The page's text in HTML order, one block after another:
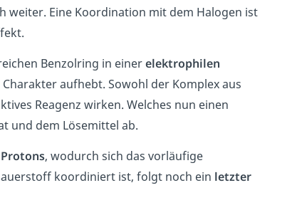
weiter. Eine Koordination mit dem Halogen ist
Benzolring in einerelektrophilen
aufhebt. Sowohl der Komplex aus
Reagenz wirken. Welches nun einen
und dem Lösemittel ab.
Protons, wodurch sich das vorläufige
koordiniert ist, folgt noch ein letzter